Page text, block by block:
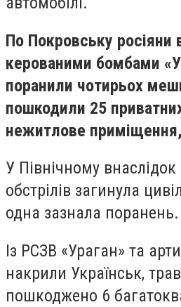
По Покровську росіяни
керованими бомбами
поранили чотирьох
пошкодили 25
нежитлове приміщення,
У Північному
обстрілів загинула
одна зазнала поранень.
Із РСЗВ «Ураган» та
накрили Українськ,
пошкоджено 6